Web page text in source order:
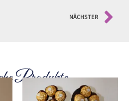
NÄCHSTER
Produkte